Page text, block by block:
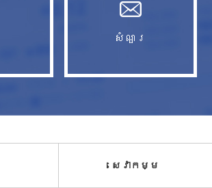
សំណួរ​
សេវាកម្ម​